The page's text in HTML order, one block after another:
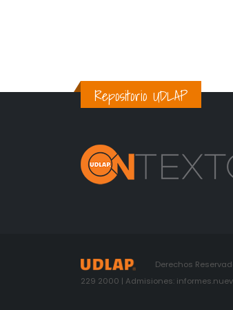
Repositorio UDLAP
Derechos
229 2000 | Admisiones: